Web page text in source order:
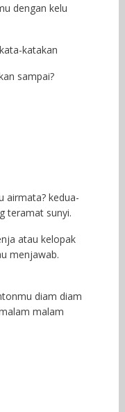
dengan kelu
katakan
sampai?
airmata? kedua-
teramat sunyi.
atau kelopak
menjawab.
diam diam
malam